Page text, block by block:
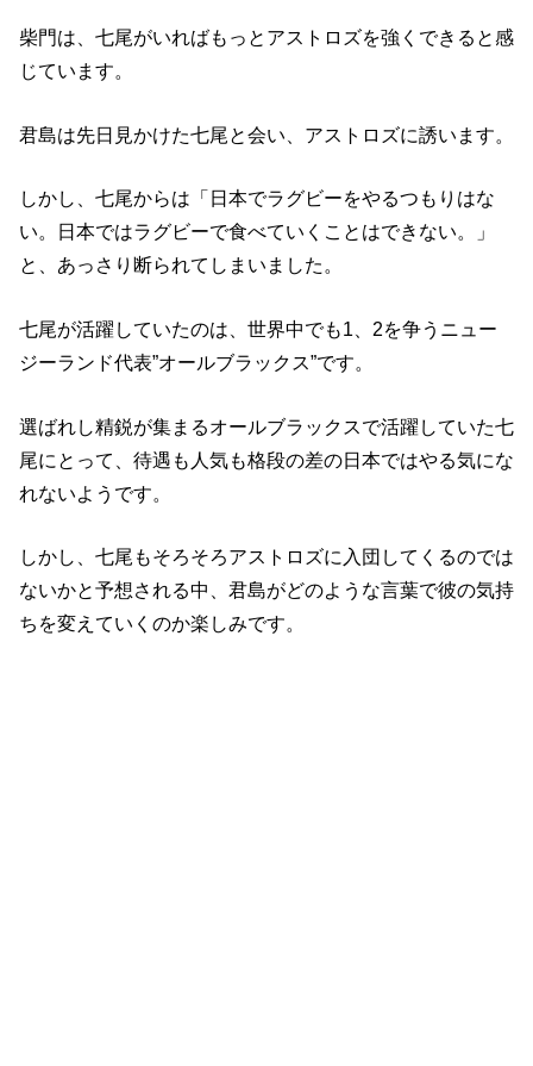
柴門は、七尾がいればもっとアストロズを強くできると感
じています。
君島は先日見かけた七尾と会い、アストロズに誘います。
しかし、七尾からは「日本でラグビーをやるつもりはな
い。日本ではラグビーで食べていくことはできない。」
と、あっさり断られてしまいました。
七尾が活躍していたのは、世界中でも1、2を争うニュー
ジーランド代表”オールブラックス”です。
選ばれし精鋭が集まるオールブラックスで活躍していた七
尾にとって、待遇も人気も格段の差の日本ではやる気にな
れないようです。
しかし、七尾もそろそろアストロズに入団してくるのでは
ないかと予想される中、君島がどのような言葉で彼の気持
ちを変えていくのか楽しみです。